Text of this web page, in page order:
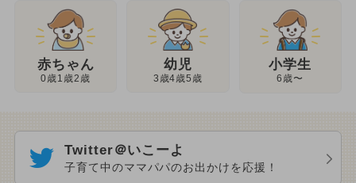
赤ちゃん
0歳1歳2歳
幼児
3歳4歳5歳
小学生
6歳〜
Twitter＠いこーよ
子育て中のママパパのお出かけを応援！